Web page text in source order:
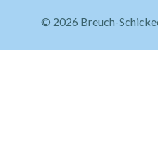
© 2026 Breuch-